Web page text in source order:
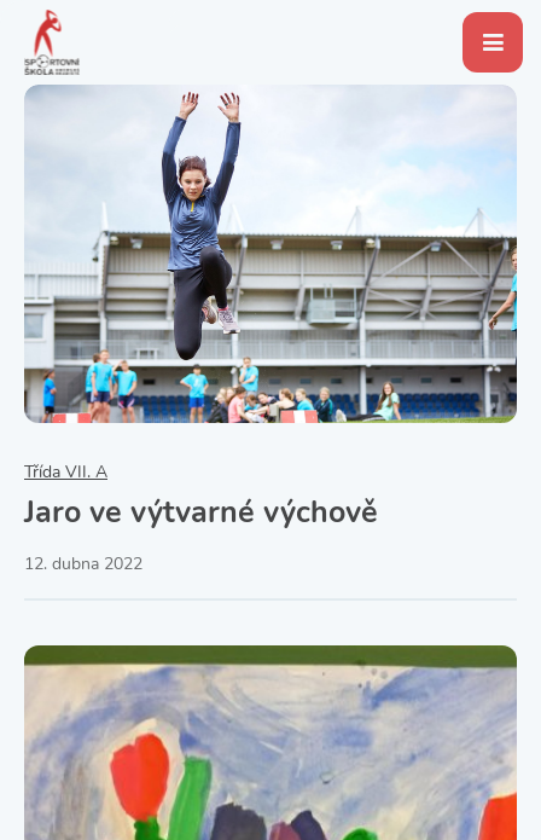
Třída VII. A
Jaro ve výtvarné výchově
12. dubna 2022